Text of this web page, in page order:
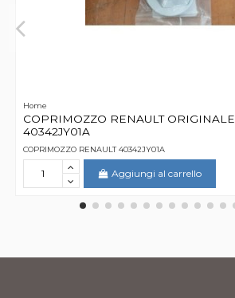
Home
COPRIMOZZO RENAULT ORIGINALE
40342JY01A
COPRIMOZZO RENAULT 40342JY01A
Aggiungi al carrello